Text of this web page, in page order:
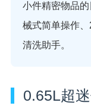
小件精密物品
械式简单操作
清洗助手。
0.65L超